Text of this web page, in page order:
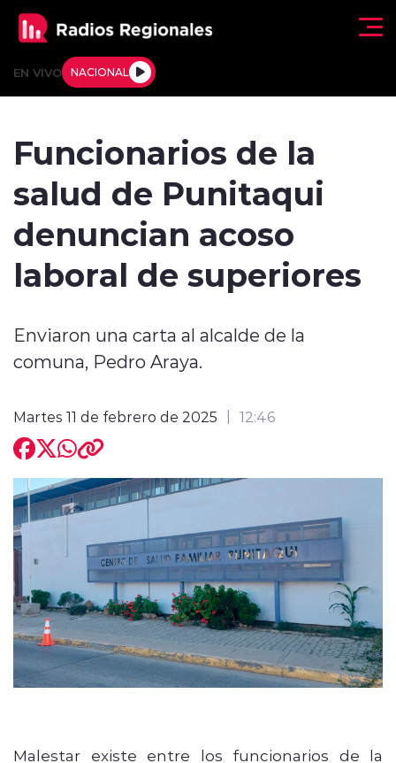
EN VIVO NACIONAL
Tendencias
Deportes
Regiones al Aire
Funcionarios de la
salud de Punitaqui
denuncian acoso
laboral de superiores
Enviaron una carta al alcalde de la
comuna, Pedro Araya.
Martes 11 de febrero de 2025 12:46
Malestar existe entre los funcionarios de la